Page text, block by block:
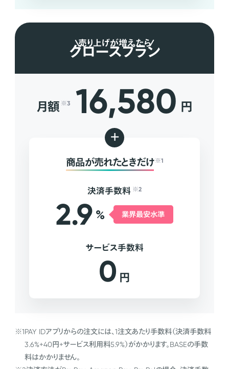
売り上げが増えたら
グロースプラン
月額 ※3 16,580 円
+
商品が売れたときだけ ※1
決済手数料 ※2
2.9 % 業界最安水準
サービス手数料
0 円
※1PAY IDアプリからの注文には、1注文あたり手数料（決済手数料
3.6%+40円+サービス利用料5.9%）がかかります。BASEの手数
料はかかりません。